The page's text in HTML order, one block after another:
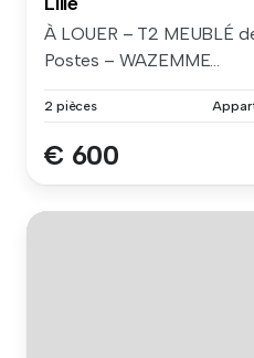
À LOUER – T2 MEUBLÉ
Postes – WAZEMME...
2 pièces
€ 600